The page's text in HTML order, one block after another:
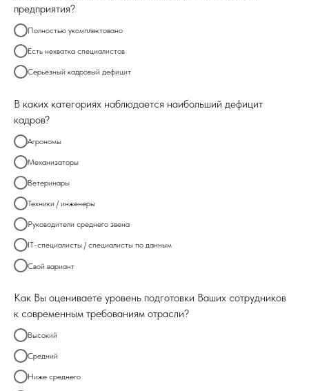
предприятия?
Полностью укомплектовано
Есть нехватка специалистов
Серьёзный кадровый дефицит
В каких категориях наблюдается наибольший дефицит
кадров?
Агрономы
Механизаторы
Ветеринары
Техники / инженеры
Руководители среднего звена
IT-специалисты / специалисты по данным
Свой вариант
Как Вы оцениваете уровень подготовки Ваших сотрудников
к современным требованиям отрасли?
Высокий
Средний
Ниже среднего